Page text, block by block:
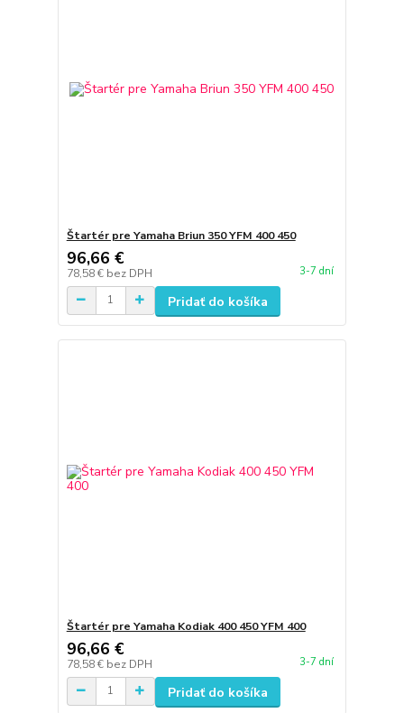
Štartér pre Yamaha Briun 350 YFM 400 450
96,66 €
78,58 € bez DPH 3-7 dní
Pridať do košíka
Štartér pre Yamaha Kodiak 400 450 YFM 400
96,66 €
78,58 € bez DPH 3-7 dní
Pridať do košíka